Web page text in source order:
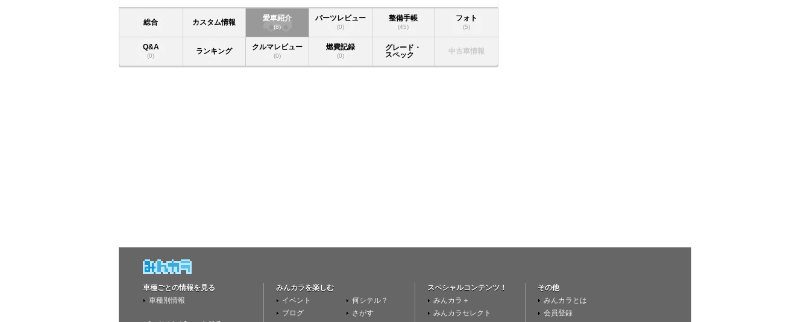
総合 カスタム情報
愛車紹介
(8)
パーツレビュー
(0)
整備手帳
(45)
フォト
(5)
Q&A
(0) ランキング
クルマレビュー
(0)
燃費記録
(0)
グレード・
スペック
中古車情報
車種ごとの情報を見る
車種別情報
みんカラを楽しむ
イベント
ブログ
何シテル？
さがす
スペシャルコンテンツ！
みんカラ＋
みんカラセレクト
その他
みんカラとは
会員登録